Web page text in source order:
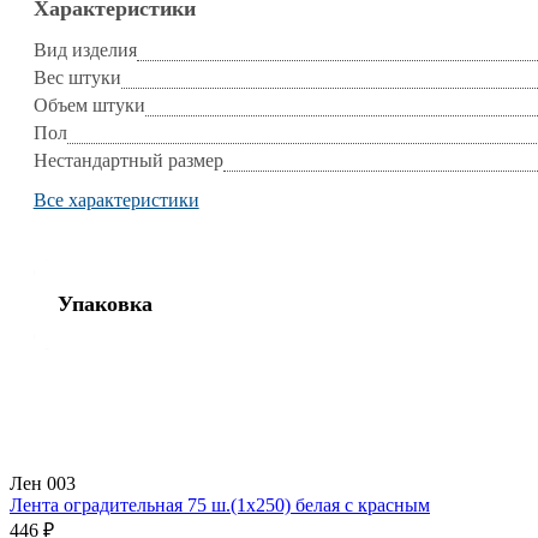
Характеристики
Вид изделия
Вес штуки
Объем штуки
Пол
Нестандартный размер
Все характеристики
Упаковка
Лен 003
Лента оградительная 75 ш.(1х250) белая с красным
446 ₽